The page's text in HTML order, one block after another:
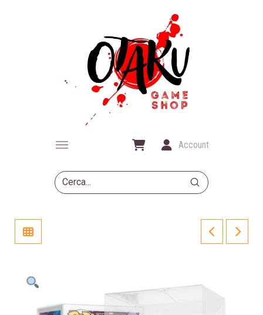
Account
Search
Submit